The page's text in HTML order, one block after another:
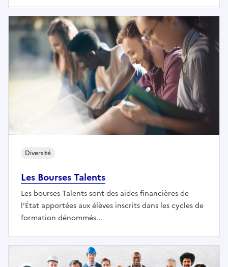
Les Bourses Talents
Diversité
Les bourses Talents sont des aides financières de
l’État apportées aux élèves inscrits dans les cycles de
formation dénommés...